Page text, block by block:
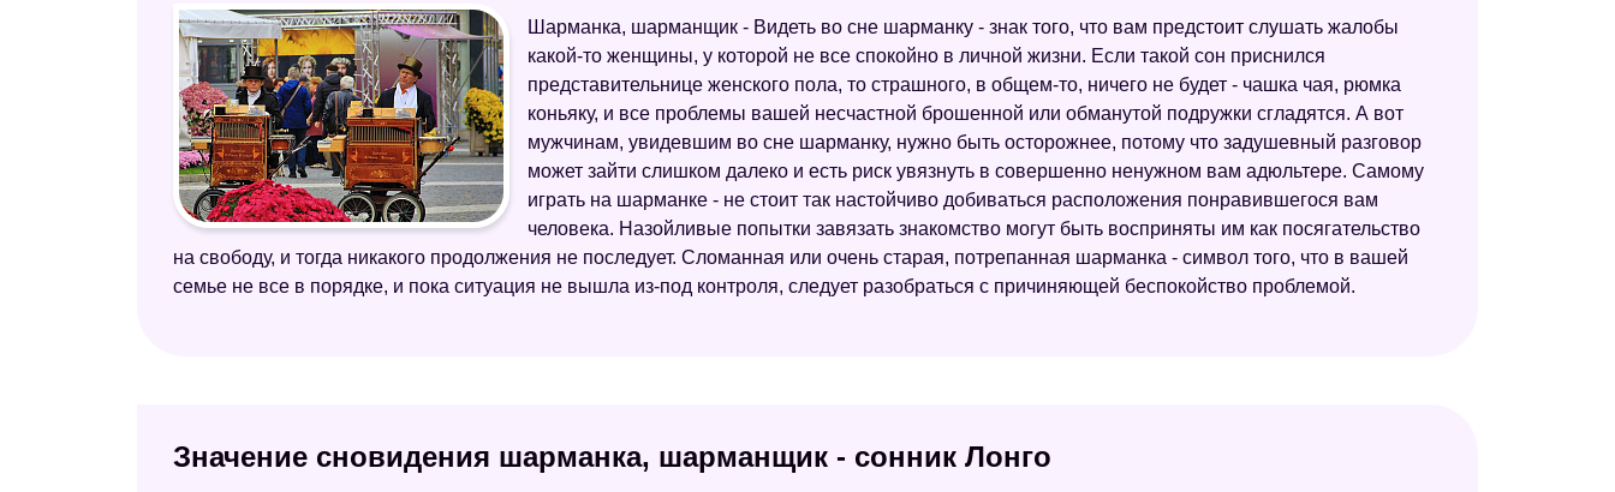
Сонник толкование снов
Сонник 2012
Новейший сонник
Большой сонник (Наталья Степанова)
Сонник толкователь снов
Шарманка, шарманщик - Видеть во сне шарманку - знак того, что вам предстоит слушать жалобы
какой-то женщины, у которой не все спокойно в личной жизни. Если такой сон приснился
представительнице женского пола, то страшного, в общем-то, ничего не будет - чашка чая, рюмка
коньяку, и все проблемы вашей несчастной брошенной или обманутой подружки сгладятся. А вот
мужчинам, увидевшим во сне шарманку, нужно быть осторожнее, потому что задушевный разговор
может зайти слишком далеко и есть риск увязнуть в совершенно ненужном вам адюльтере. Самому
играть на шарманке - не стоит так настойчиво добиваться расположения понравившегося вам
человека. Назойливые попытки завязать знакомство могут быть восприняты им как посягательство
на свободу, и тогда никакого продолжения не последует. Сломанная или очень старая, потрепанная шарманка - символ того, что в вашей
семье не все в порядке, и пока ситуация не вышла из-под контроля, следует разобраться с причиняющей беспокойство проблемой.
Значение сновидения шарманка, шарманщик - сонник Лонго